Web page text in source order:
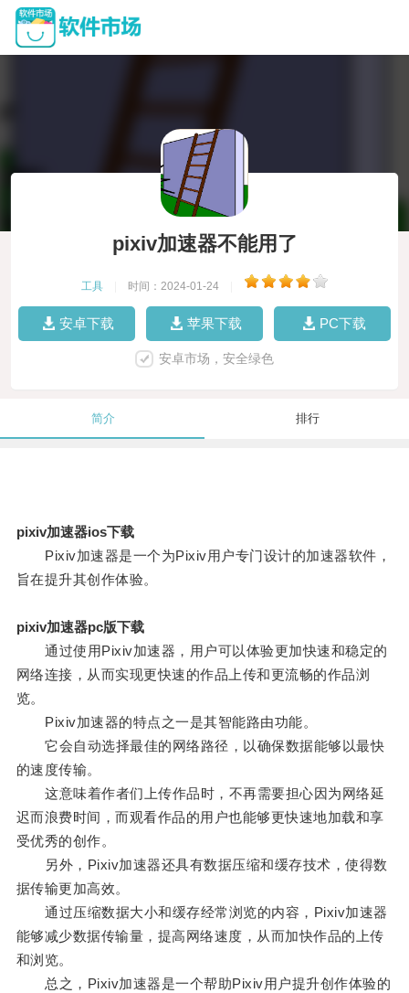
pixiv加速器不能用了
工具 时间：2024-01-24
安卓下载 苹果下载 PC下载
安卓市场，安全绿色
简介 排行
pixiv加速器ios下载
Pixiv加速器是一个为Pixiv用户专门设计的加速器软件，
旨在提升其创作体验。
pixiv加速器pc版下载
通过使用Pixiv加速器，用户可以体验更加快速和稳定的
网络连接，从而实现更快速的作品上传和更流畅的作品浏
览。
Pixiv加速器的特点之一是其智能路由功能。
它会自动选择最佳的网络路径，以确保数据能够以最快
的速度传输。
这意味着作者们上传作品时，不再需要担心因为网络延
迟而浪费时间，而观看作品的用户也能够更快速地加载和享
受优秀的创作。
另外，Pixiv加速器还具有数据压缩和缓存技术，使得数
据传输更加高效。
通过压缩数据大小和缓存经常浏览的内容，Pixiv加速器
能够减少数据传输量，提高网络速度，从而加快作品的上传
和浏览。
总之，Pixiv加速器是一个帮助Pixiv用户提升创作体验的